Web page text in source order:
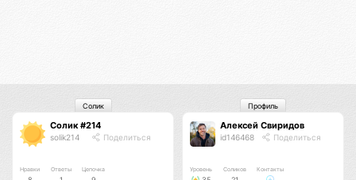
Солик #214
solik214 Поделиться
Нравки Ответы Цепочка
Солик
Алексей Свиридов
id146468 Поделиться
Уровень Соликов Контакты
Профиль